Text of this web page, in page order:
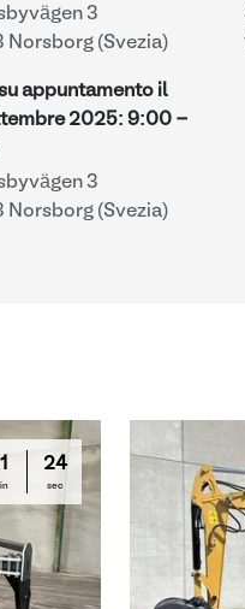
3
Norsborg (Svezia)
appuntamento il
2025: 9:00 -
3
Norsborg (Svezia)
23
sec